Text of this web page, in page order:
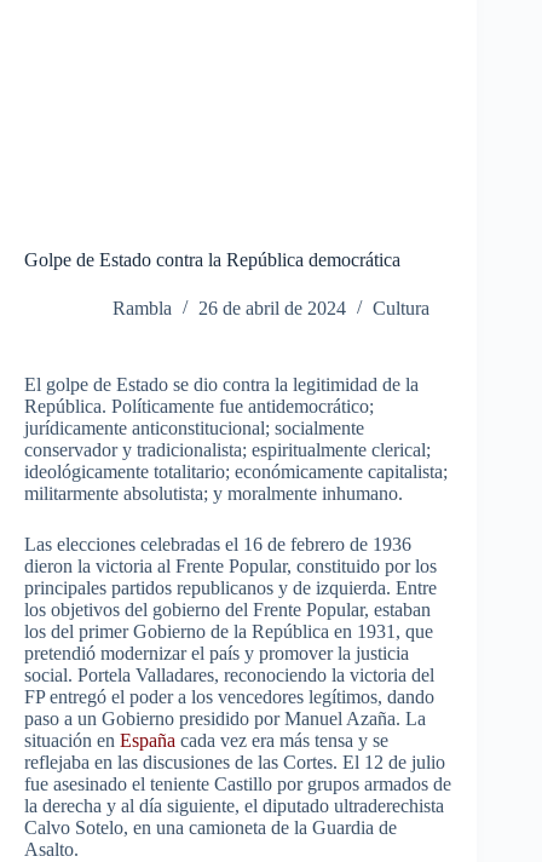
Golpe de Estado contra la República democrática
Rambla 26 de abril de 2024 Cultura
El golpe de Estado se dio contra la legitimidad de la
República. Políticamente fue antidemocrático;
jurídicamente anticonstitucional; socialmente
conservador y tradicionalista; espiritualmente clerical;
ideológicamente totalitario; económicamente capitalista;
militarmente absolutista; y moralmente inhumano.
Las elecciones celebradas el 16 de febrero de 1936
dieron la victoria al Frente Popular, constituido por los
principales partidos republicanos y de izquierda. Entre
los objetivos del gobierno del Frente Popular, estaban
los del primer Gobierno de la República en 1931, que
pretendió modernizar el país y promover la justicia
social. Portela Valladares, reconociendo la victoria del
FP entregó el poder a los vencedores legítimos, dando
paso a un Gobierno presidido por Manuel Azaña. La
situación en España cada vez era más tensa y se
reflejaba en las discusiones de las Cortes. El 12 de julio
fue asesinado el teniente Castillo por grupos armados de
la derecha y al día siguiente, el diputado ultraderechista
Calvo Sotelo, en una camioneta de la Guardia de
Asalto.